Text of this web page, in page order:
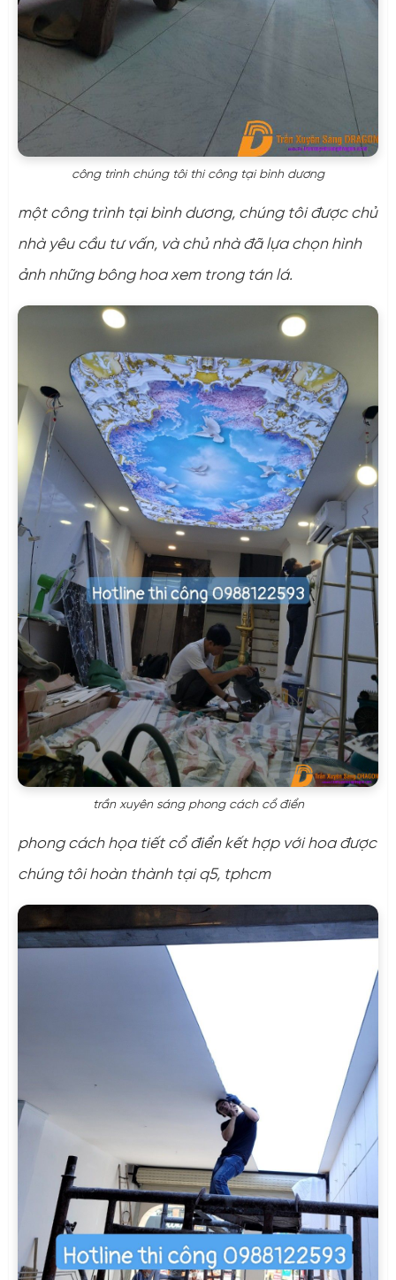
công trình chúng tôi thi công tại bình dương
một công trình tại bình dương, chúng tôi được chủ
nhà yêu cầu tư vấn, và chủ nhà đã lựa chọn hình
ảnh những bông hoa xem trong tán lá.
trần xuyên sáng phong cách cổ điển
phong cách họa tiết cổ điển kết hợp với hoa được
chúng tôi hoàn thành tại q5, tphcm